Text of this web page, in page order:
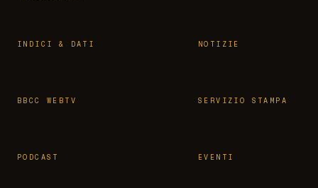
INDICI & DATI NOTIZIE
BBCC WEBTV SERVIZIO STAMPA
PODCAST EVENTI